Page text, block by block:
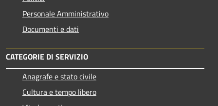
Personale Amministrativo
Documenti e dati
CATEGORIE DI SERVIZIO
Anagrafe e stato civile
Cultura e tempo libero